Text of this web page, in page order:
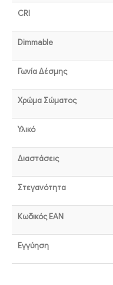
CRI
Dimmable
Γωνία Δέσμης
Χρώμα Σώματος
Υλικό
Διαστάσεις
Στεγανότητα
Κωδικός EAN
Εγγύηση